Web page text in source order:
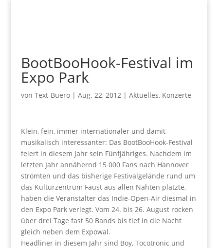
BootBooHook-Festival im
Expo Park
von Text-Buero| Aug. 22, 2012| Aktuelles, Konzerte
Klein, fein, immer internationaler und damit
musikalisch interessanter: Das BootBooHook-Festival
feiert in diesem Jahr sein Fünfjähriges. Nachdem im
letzten Jahr annähernd 15 000 Fans nach Hannover
strömten und das bisherige Festivalgelände rund um
das Kulturzentrum Faust aus allen Nähten platzte,
haben die Veranstalter das Indie-Open-Air diesmal in
den Expo Park verlegt. Vom 24. bis 26. August rocken
über drei Tage fast 50 Bands bis tief in die Nacht
gleich neben dem Expowal.
Headliner in diesem Jahr sind Boy, Tocotronic und